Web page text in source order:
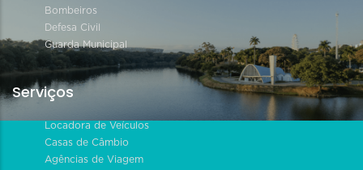
Bombeiros
Defesa Civil
Guarda Municipal
Serviços
Locadora de Veículos
Casas de Câmbio
Agências de Viagem